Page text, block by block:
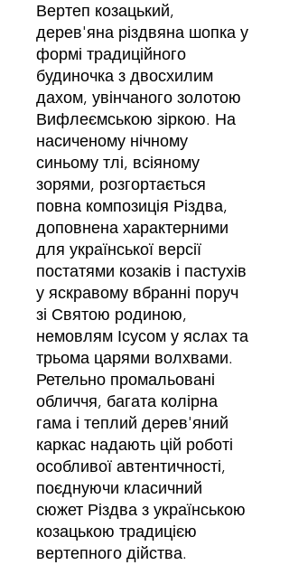
Вертеп козацький,
дерев'яна різдвяна шопка у
формі традиційного
будиночка з двосхилим
дахом, увінчаного золотою
Вифлеємською зіркою. На
насиченому нічному
синьому тлі, всіяному
зорями, розгортається
повна композиція Різдва,
доповнена характерними
для української версії
постатями козаків і пастухів
у яскравому вбранні поруч
зі Святою родиною,
немовлям Ісусом у яслах та
трьома царями волхвами.
Ретельно промальовані
обличчя, багата колірна
гама і теплий дерев'яний
каркас надають цій роботі
особливої автентичності,
поєднуючи класичний
сюжет Різдва з українською
козацькою традицією
вертепного дійства.